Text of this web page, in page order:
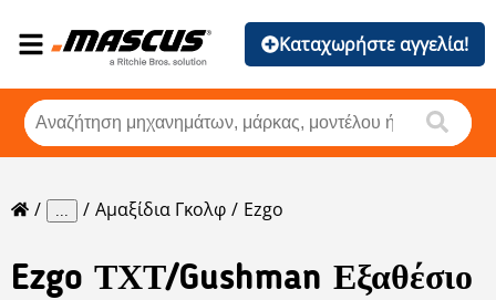
Καταχωρήστε αγγελία!
... Αμαξίδια Γκολφ Ezgo
Ezgo ΤΧΤ/Gushman Εξαθέσιο